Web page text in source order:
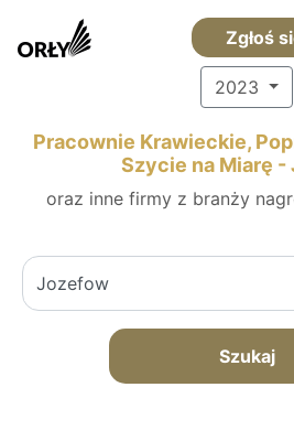
Zgłoś
2023
Pracownie Krawieckie,
Szycie na Miarę -
oraz inne firmy z branży
Szukaj